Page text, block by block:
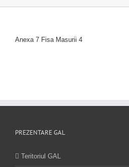
Anexa 7 Fisa Masurii 4
PREZENTARE GAL
Teritoriul GAL